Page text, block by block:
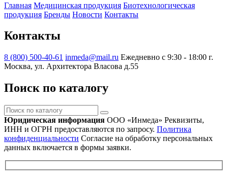
Главная Медицинская продукция Биотехнологическая
продукция Бренды Новости Контакты
Контакты
8 (800) 500-40-61 inmeda@mail.ru Ежедневно с 9:30 - 18:00 г.
Москва, ул. Архитектора Власова д.55
Поиск по каталогу
Поиск
по
каталогу
Юридическая информация ООО «Инмеда» Реквизиты,
ИНН и ОГРН предоставляются по запросу. Политика
конфиденциальности Согласие на обработку персональных
данных включается в формы заявки.